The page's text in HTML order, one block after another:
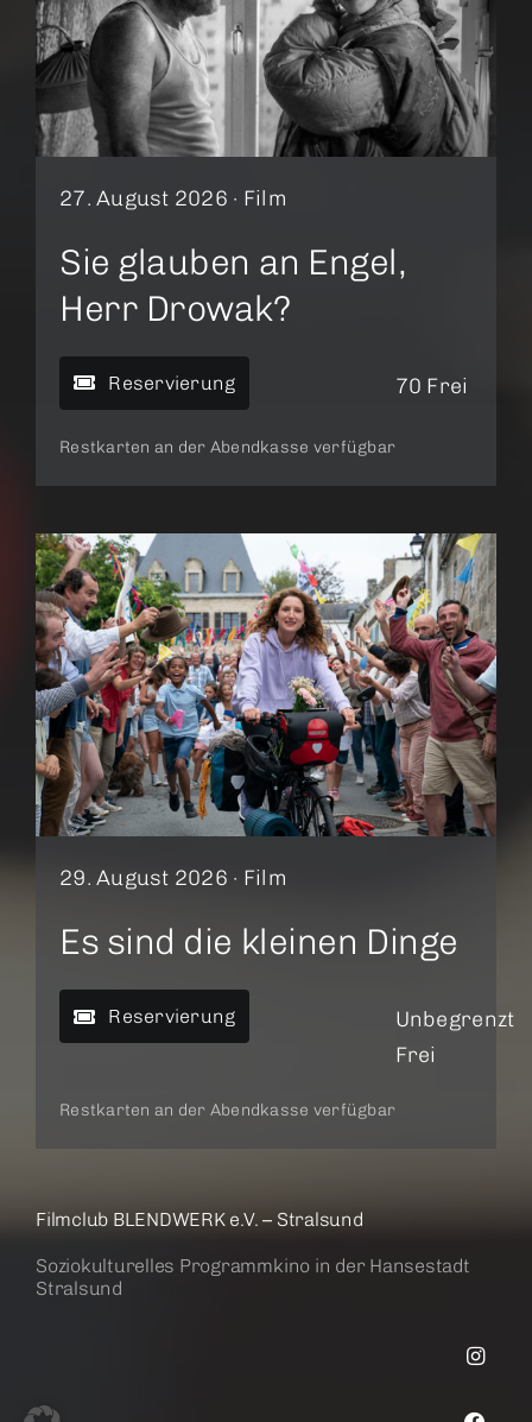
27. August 2026 · Film
Sie glauben an Engel,
Herr Drowak?
Reservierung 70 Frei
Restkarten an der Abendkasse verfügbar
29. August 2026 · Film
Es sind die kleinen Dinge
Reservierung
Unbegrenzt
Frei
Restkarten an der Abendkasse verfügbar
Filmclub BLENDWERK e.V. – Stralsund
Soziokulturelles Programmkino in der Hansestadt
Stralsund